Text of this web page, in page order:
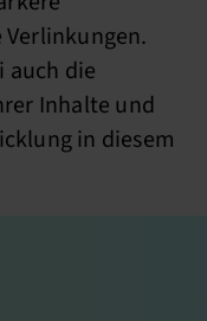
auch die
Inhalte und
in diesem